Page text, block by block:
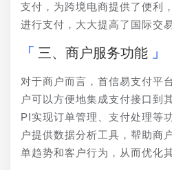
支付，为跨境电商提供了便利
进行支付，大大提高了国际交
三、商户服务功能
对于商户而言，首信易支付平
户可以方便地集成支付接口到
PI实现订单管理、支付处理等
户提供数据分析工具，帮助商
单趋势和客户行为，从而优化